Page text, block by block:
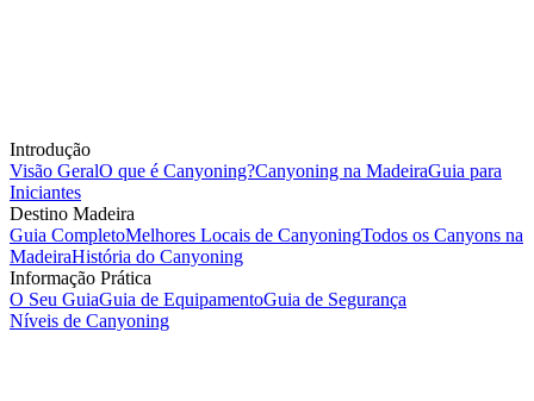
Introdução
Visão GeralO que é Canyoning?Canyoning na MadeiraGuia para
Iniciantes
Destino Madeira
Guia CompletoMelhores Locais de CanyoningTodos os Canyons na
MadeiraHistória do Canyoning
Informação Prática
O Seu GuiaGuia de EquipamentoGuia de Segurança
Níveis de Canyoning